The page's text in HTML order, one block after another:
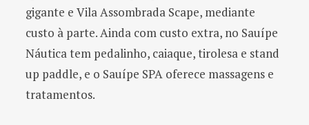
gigante e Vila Assombrada Scape, mediante
custo à parte. Ainda com custo extra, no Sauípe
Náutica tem pedalinho, caiaque, tirolesa e stand
up paddle, e o Sauípe SPA oferece massagens e
tratamentos.